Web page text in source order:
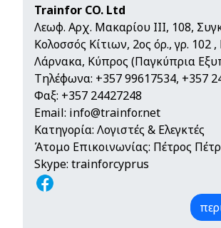
Trainfor CO. Ltd
Λεωφ. Αρχ. Μακαρίου ΙΙΙ, 108,
Κολοσσός Κίτιων, 2ος όρ., γρ. 102 ,
Λάρνακα, Κύπρος (Παγκύπρια
Τηλέφωνα: +357 99617534, +357
Φαξ: +357 24427248
Email: info@trainfor.net
Κατηγορία: Λογιστές & Ελεγκτές
Άτομο Επικοινωνίας: Πέτρος
Skype: trainforcyprus